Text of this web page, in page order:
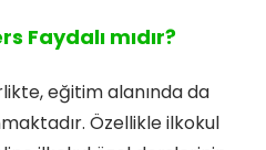
Faydalı mıdır?
eğitim alanında da
Özellikle ilkokul